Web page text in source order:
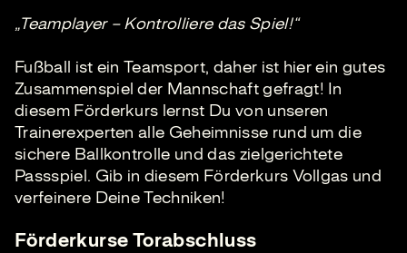
„Teamplayer – Kontrolliere das Spiel!“
Fußball ist ein Teamsport, daher ist hier ein gutes
Zusammenspiel der Mannschaft gefragt! In
diesem Förderkurs lernst Du von unseren
Trainerexperten alle Geheimnisse rund um die
sichere Ballkontrolle und das zielgerichtete
Passspiel. Gib in diesem Förderkurs Vollgas und
verfeinere Deine Techniken!
Förderkurse Torabschluss